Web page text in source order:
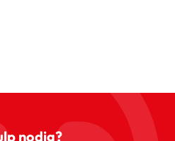
nodig?